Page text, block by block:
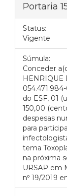
Portaria
Status:
Vigente
Súmula:
Conceder
HENRIQUE
do ESF, 01
150,00
despesas
para
tema
na próxima
URSAP em
nº 19/2019